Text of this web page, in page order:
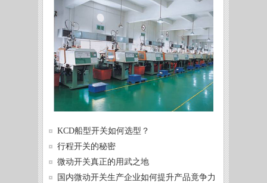
KCD船型开关如何选型？
行程开关的秘密
微动开关真正的用武之地
国内微动开关生产企业如何提升产品竟争力